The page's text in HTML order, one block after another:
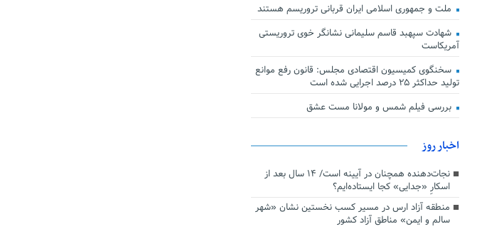
ملت و جمهوری اسلامی ایران قربانی تروریسم هستند
شهادت سپهبد قاسم سلیمانی نشانگر خوی تروریستی
آمریکاست
سخنگوی کمیسیون اقتصادی مجلس: قانون رفع موانع
تولید حداکثر ۲۵ درصد اجرایی شده است
بررسی فیلم شمس و مولانا مست عشق
اخبار روز
نجات‌دهنده‌ همچنان در آیینه است/ ۱۴ سال بعد از
اسکارِ «جدایی» کجا ایستاده‌ایم؟
منطقه آزاد ارس در مسیر کسب نخستین نشان «شهر
سالم و ایمن» مناطق آزاد کشور